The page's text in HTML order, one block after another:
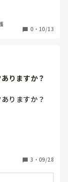
0 ・ 10/13
りますか？
りますか？
3 ・ 09/28